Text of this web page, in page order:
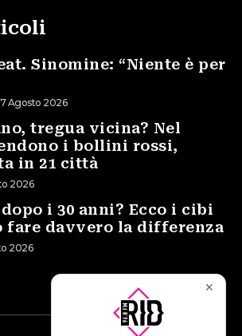
Sinomine: “Niente è per
7 Agosto 2026
tregua vicina? Nel
i bollini rossi,
in 21 città
2026
i 30 anni? Ecco i cibi
fare davvero la differenza
2026
✕